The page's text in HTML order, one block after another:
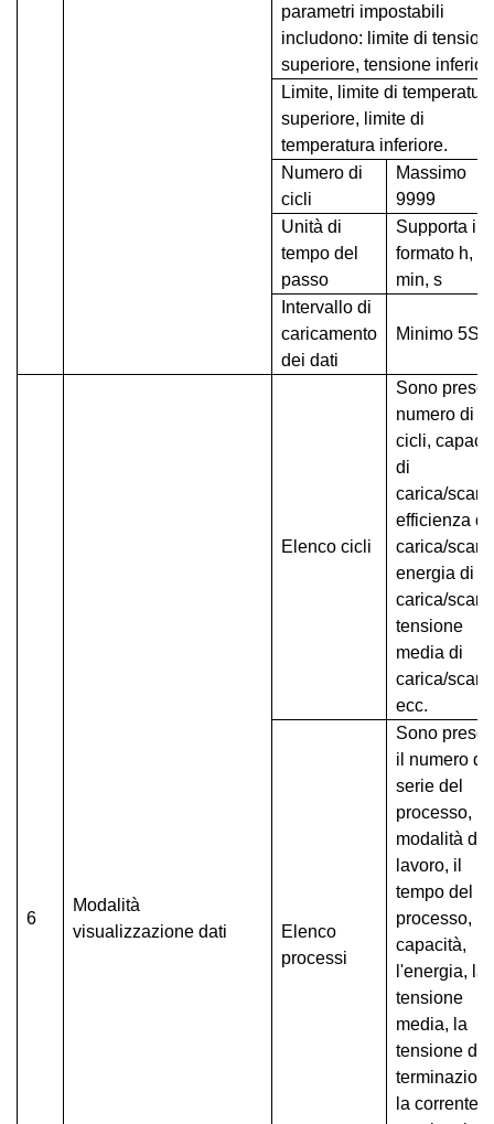
parametri impostabili
includono: limite di
superiore, tensione
Limite, limite di
superiore, limite di
temperatura inferiore.
Numero di
cicli
Massimo
9999
Unità di
tempo del
passo
Supporta il
formato h,
min, s
Intervallo di
caricamento
dei dati
Minimo 5S
6
Modalità
visualizzazione dati
Elenco cicli
Sono
numero di
cicli,
di
carica/
efficienza di
carica/
energia di
carica/
tensione
media di
carica/
ecc.
Elenco
processi
Sono
il ​​numero di
serie del
processo, la
modalità di
lavoro, il
tempo del
processo, la
capacità,
l'energia, la
tensione
media, la
tensione di
la corrente